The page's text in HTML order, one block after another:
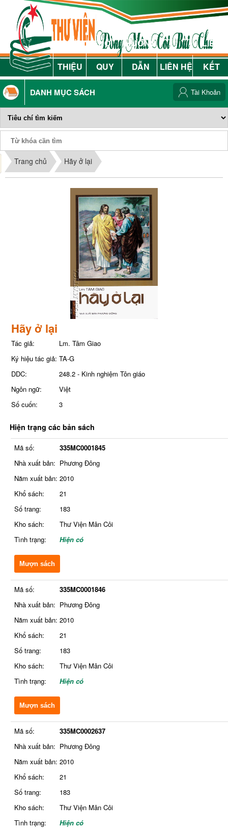
GIỚI
THIỆU
NỘI
QUY
HƯỚNG
DẪN
LIÊN HỆ
LIÊN
KẾT
DANH MỤC SÁCH Tài Khoản
Trang chủ Hãy ở lại
Hãy ở lại
Tác giả:
Lm. Tâm Giao
Ký hiệu tác giả: TA-G
DDC:
248.2 - Kinh nghiệm Tôn giáo
Ngôn ngữ:
Việt
Số cuốn:
3
Hiện trạng các bản sách
Mã số:
335MC0001845
Nhà xuất bản: Phương Đông
Năm xuất bản: 2010
Khổ sách:
21
Số trang:
183
Kho sách:
Thư Viện Mân Côi
Tình trạng:
Hiện có
Mượn sách
Mã số:
335MC0001846
Nhà xuất bản: Phương Đông
Năm xuất bản: 2010
Khổ sách:
21
Số trang:
183
Kho sách:
Thư Viện Mân Côi
Tình trạng:
Hiện có
Mượn sách
Mã số:
335MC0002637
Nhà xuất bản: Phương Đông
Năm xuất bản: 2010
Khổ sách:
21
Số trang:
183
Kho sách:
Thư Viện Mân Côi
Tình trạng:
Hiện có